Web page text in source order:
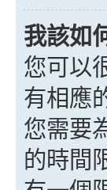
我該如
您可以
有相應
您需要
的時間